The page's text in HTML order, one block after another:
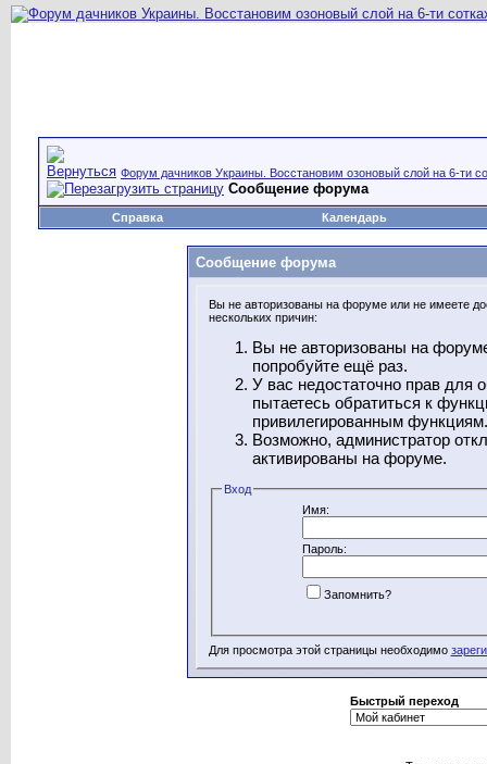
Форум дачников Украины. Восстановим озоновый слой на 6-ти
Сообщение форума
Справка Календарь
Сообщение форума
Вы не авторизованы на форуме или не имеете
нескольких причин:
Вы не авторизованы на
попробуйте ещё раз.
У вас недостаточно прав для
пытаетесь обратиться к
привилегированным функциям.
Возможно, администратор
активированы на форуме.
Вход
Имя:
Пароль:
Запомнить?
Для просмотра этой страницы необходимо
Быстрый переход